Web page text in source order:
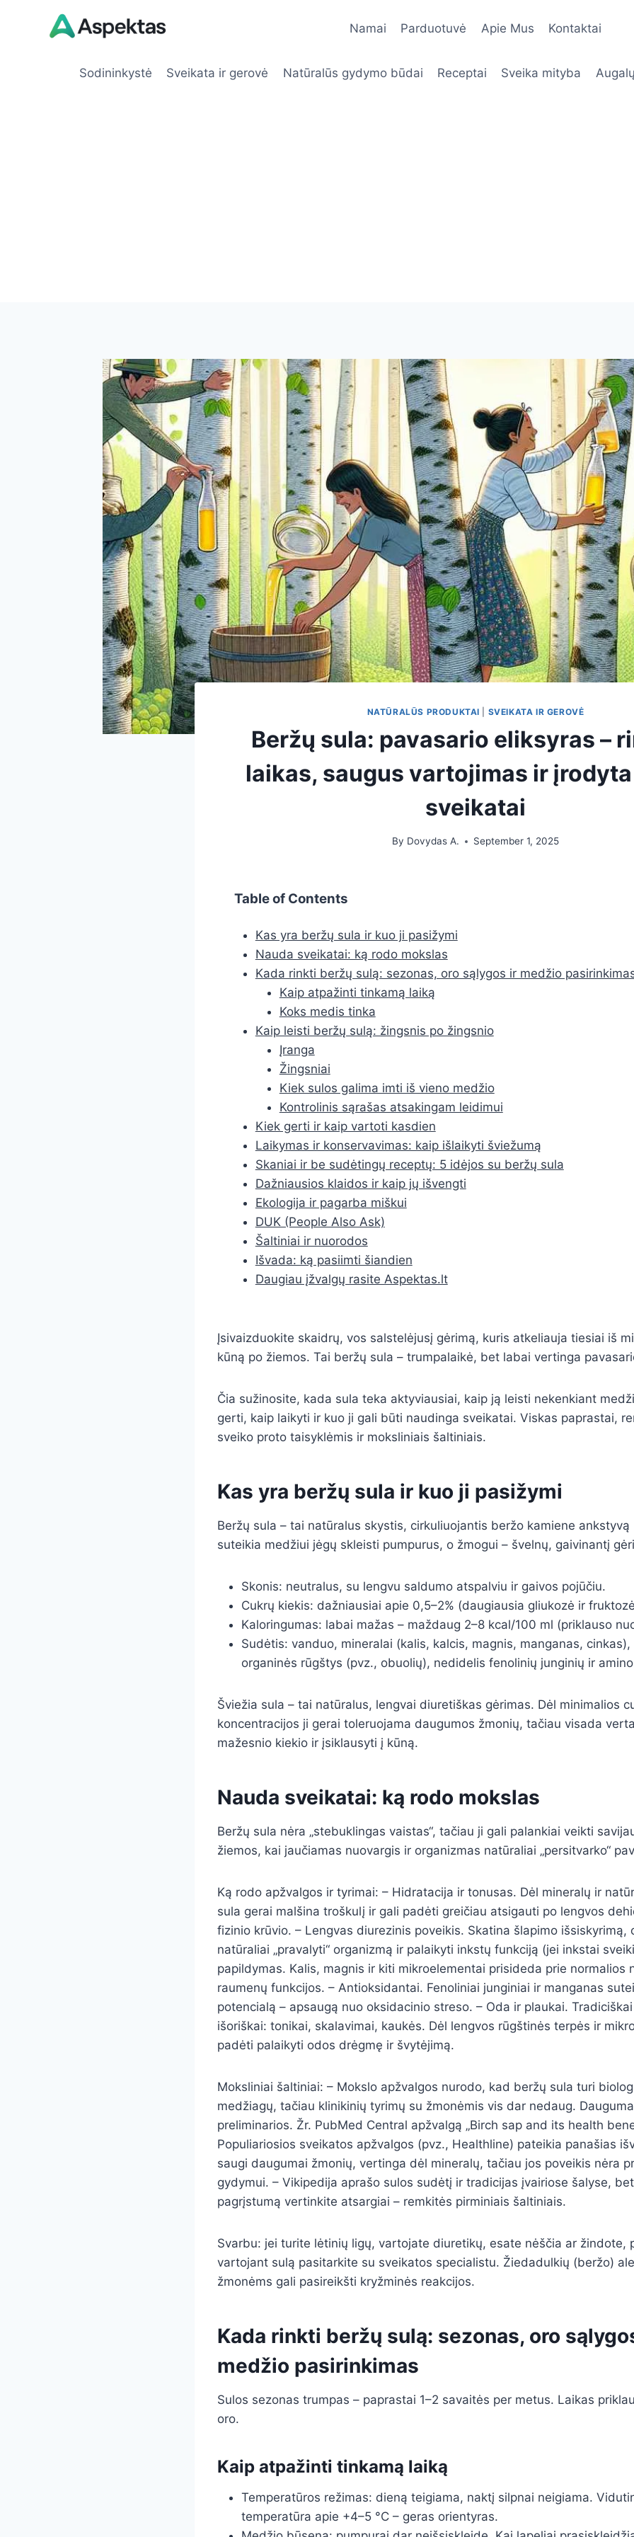
Namai Parduotuvė Apie Mus Kontaktai
Sodininkystė Sveikata ir gerovė Natūralūs gydymo būdai Receptai Sveika mityba
NATŪRALŪS PRODUKTAI SVEIKATA IR GEROVĖ
Beržų sula: pavasario eliksyras –
laikas, saugus vartojimas ir
sveikatai
By Dovydas A. September 1, 2025
Table of Contents
Kas yra beržų sula ir kuo ji pasižymi
Nauda sveikatai: ką rodo mokslas
Kada rinkti beržų sulą: sezonas, oro sąlygos ir medžio
Kaip atpažinti tinkamą laiką
Koks medis tinka
Kaip leisti beržų sulą: žingsnis po žingsnio
Įranga
Žingsniai
Kiek sulos galima imti iš vieno medžio
Kontrolinis sąrašas atsakingam leidimui
Kiek gerti ir kaip vartoti kasdien
Laikymas ir konservavimas: kaip išlaikyti šviežumą
Skaniai ir be sudėtingų receptų: 5 idėjos su beržų sula
Dažniausios klaidos ir kaip jų išvengti
Ekologija ir pagarba miškui
DUK (People Also Ask)
Šaltiniai ir nuorodos
Išvada: ką pasiimti šiandien
Daugiau įžvalgų rasite Aspektas.lt
Įsivaizduokite skaidrų, vos salstelėjusį gėrimą, kuris atkeliauja tiesiai iš
kūną po žiemos. Tai beržų sula – trumpalaikė, bet labai vertinga
Čia sužinosite, kada sula teka aktyviausiai, kaip ją leisti nekenkiant
gerti, kaip laikyti ir kuo ji gali būti naudinga sveikatai. Viskas paprastai,
sveiko proto taisyklėmis ir moksliniais šaltiniais.
Kas yra beržų sula ir kuo ji pasižymi
Beržų sula – tai natūralus skystis, cirkuliuojantis beržo kamiene ankstyvą
suteikia medžiui jėgų skleisti pumpurus, o žmogui – švelnų, gaivinantį
Skonis: neutralus, su lengvu saldumo atspalviu ir gaivos pojūčiu.
Cukrų kiekis: dažniausiai apie 0,5–2% (daugiausia gliukozė ir
Kaloringumas: labai mažas – maždaug 2–8 kcal/100 ml (priklauso
Sudėtis: vanduo, mineralai (kalis, kalcis, magnis, manganas,
organinės rūgštys (pvz., obuolių), nedidelis fenolinių junginių ir
Šviežia sula – tai natūralus, lengvai diuretiškas gėrimas. Dėl minimalios
koncentracijos ji gerai toleruojama daugumos žmonių, tačiau visada
mažesnio kiekio ir įsiklausyti į kūną.
Nauda sveikatai: ką rodo mokslas
Beržų sula nėra „stebuklingas vaistas“, tačiau ji gali palankiai veikti
žiemos, kai jaučiamas nuovargis ir organizmas natūraliai „persitvarko“
Ką rodo apžvalgos ir tyrimai: – Hidratacija ir tonusas. Dėl mineralų ir
sula gerai malšina troškulį ir gali padėti greičiau atsigauti po lengvos
fizinio krūvio. – Lengvas diurezinis poveikis. Skatina šlapimo išsiskyrimą,
natūraliai „pravalyti“ organizmą ir palaikyti inkstų funkciją (jei inkstai
papildymas. Kalis, magnis ir kiti mikroelementai prisideda prie normalios
raumenų funkcijos. – Antioksidantai. Fenoliniai junginiai ir manganas
potencialą – apsaugą nuo oksidacinio streso. – Oda ir plaukai.
išoriškai: tonikai, skalavimai, kaukės. Dėl lengvos rūgštinės terpės ir
padėti palaikyti odos drėgmę ir švytėjimą.
Moksliniai šaltiniai: – Mokslo apžvalgos nurodo, kad beržų sula turi
medžiagų, tačiau klinikinių tyrimų su žmonėmis vis dar nedaug.
preliminarios. Žr. PubMed Central apžvalgą „Birch sap and its health
Populiariosios sveikatos apžvalgos (pvz., Healthline) pateikia panašias
saugi daugumai žmonių, vertinga dėl mineralų, tačiau jos poveikis nėra
gydymui. – Vikipedija aprašo sulos sudėtį ir tradicijas įvairiose šalyse,
pagrįstumą vertinkite atsargiai – remkitės pirminiais šaltiniais.
Svarbu: jei turite lėtinių ligų, vartojate diuretikų, esate nėščia ar žindote,
vartojant sulą pasitarkite su sveikatos specialistu. Žiedadulkių (beržo)
žmonėms gali pasireikšti kryžminės reakcijos.
Kada rinkti beržų sulą: sezonas, oro
medžio pasirinkimas
Sulos sezonas trumpas – paprastai 1–2 savaitės per metus. Laikas
oro.
Kaip atpažinti tinkamą laiką
Temperatūros režimas: dieną teigiama, naktį silpnai neigiama.
temperatūra apie +4–5 °C – geras orientyras.